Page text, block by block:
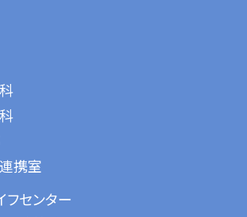
携室
フセンター